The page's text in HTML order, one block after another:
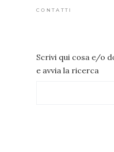
CONTATTI
Scrivi qui cosa e/o
e avvia la ricerca